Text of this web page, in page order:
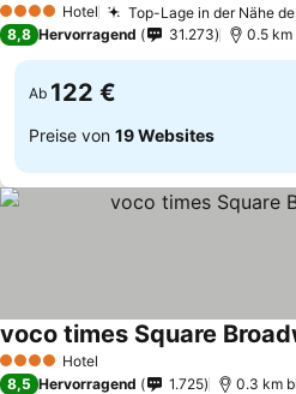
4 Sterne Hotel Top-Lage in der Nähe
8,8 Hervorragend 31.273 0.5 km
Ab 122 €
Preise von 19 Websites
4 Sterne Hotel
voco times Square
8,5 Hervorragend 1.725 0.3 km